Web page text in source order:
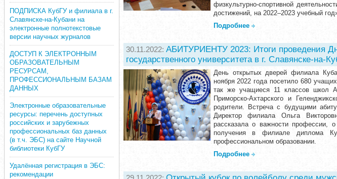
ПОДПИСКА КубГУ и филиала в г.
Славянске-на-Кубани на
электронные полнотекстовые
версии научных журналов
ДОСТУП К ЭЛЕКТРОННЫМ
ОБРАЗОВАТЕЛЬНЫМ
РЕСУРСАМ,
ПРОФЕССИОНАЛЬНЫМ БАЗАМ
ДАННЫХ
Электронные образовательные
ресурсы: перечень доступных
российских и зарубежных
профессиональных баз данных
(в т.ч. ЭБС) на сайте Научной
библиотеки КубГУ
Удалённая регистрация в ЭБС:
рекомендации
физкультурно-спортивной
достижений, на 2022–2023 учебный
Подробнее
30.11.2022: АБИТУРИЕНТУ 2023: Итоги проведения
государственного университета в г. Славянске-на-
День открытых дверей филиала
ноября 2022 года посетило 680
так же учащиеся 11 классов школ
Приморско-Ахтарского и
родители. Встреча с будущими
Директор филиала Ольга
рассказала о важности профессии,
получения в филиале диплома
профессиональном образовании.
Подробнее